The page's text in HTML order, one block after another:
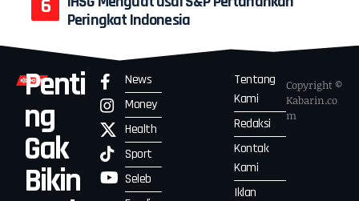
Peringkat Indonesia
Penti
ng
Gak
Bikin
News
Money
Health
Sport
Seleb
Tentang
Kami
Redaksi
Kontak
Kami
Iklan
Copyright ©
Kabarin.co
m